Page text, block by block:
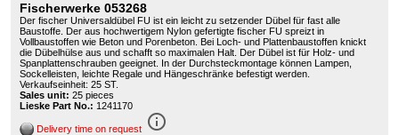
Fischerwerke 053268
Der fischer Universaldübel FU ist ein leicht zu setzender Dübel für fast alle
Baustoffe. Der aus hochwertigem Nylon gefertigte fischer FU spreizt in
Vollbaustoffen wie Beton und Porenbeton. Bei Loch- und Plattenbaustoffen knickt
die Dübelhülse aus und schafft so maximalen Halt. Der Dübel ist für Holz- und
Spanplattenschrauben geeignet. In der Durchsteckmontage können Lampen,
Sockelleisten, leichte Regale und Hängeschränke befestigt werden.
Verkaufseinheit: 25 ST.
Sales unit: 25 pieces
Lieske Part No.: 1241170
Delivery time on request info_outline